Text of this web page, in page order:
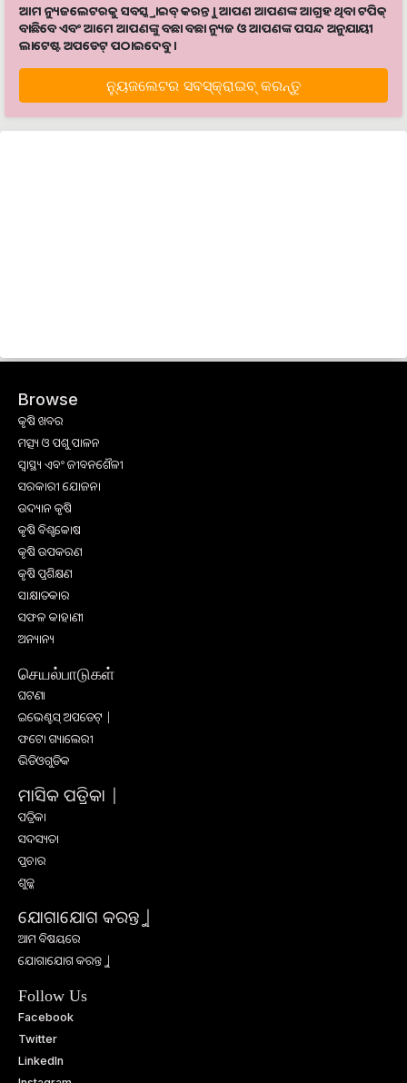
ଆମ ନ୍ୟୁଜଲେଟରକୁ ସବସ୍କ୍ରାଇବ୍ କରନ୍ତୁ । ଆପଣ ଆପଣଙ୍କ ଆଗ୍ରହ ଥିବା ଟପିକ୍‌
ବାଛିବେ ଏବଂ ଆମେ ଆପଣଙ୍କୁ ବଛା ବଛା ନ୍ୟୁଜ ଓ ଆପଣଙ୍କ ପସନ୍ଦ ଅନୁଯାୟୀ
ଲାଟେଷ୍ଟ ଅପଡେଟ୍‌ ପଠାଇଦେବୁ ।
ନ୍ୟୁଜଲେଟର ସବସ୍କ୍ରାଇବ୍‌ କରନ୍ତୁ
Browse
କୃଷି ଖବର
ମତ୍ସ୍ୟ ଓ ପଶୁ ପାଳନ
ସ୍ୱାସ୍ଥ୍ୟ ଏବଂ ଜୀବନଶୈଳୀ
ସରକାରୀ ଯୋଜନା
ଉଦ୍ୟାନ କୃଷି
କୃଷି ବିଶ୍ବକୋଷ
କୃଷି ଉପକରଣ
କୃଷି ପ୍ରଶିକ୍ଷଣ
ସାକ୍ଷାତକାର
ସଫଳ କାହାଣୀ
ଅନ୍ୟାନ୍ୟ
செயல்பாடுகள்
ଘଟଣା
ଇଭେଣ୍ଟସ୍ ଅପଡେଟ୍ |
ଫଟୋ ଗ୍ୟାଲେରୀ
ଭିଡିଓଗୁଡିକ
ମାସିକ ପତ୍ରିକା |
ପତ୍ରିକା
ସଦସ୍ୟତା
ପ୍ରଚାର
ଶୁଳ୍କ
ଯୋଗାଯୋଗ କରନ୍ତୁ |
ଆମ ବିଷୟରେ
ଯୋଗାଯୋଗ କରନ୍ତୁ |
Follow Us
Facebook
Twitter
LinkedIn